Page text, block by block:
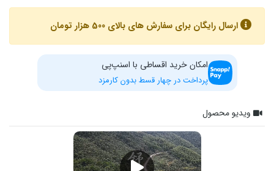
ارسال رایگان برای سفارش های بالای 500 هزار تومان
امکان خرید اقساطی با اسنپ‌پی
پرداخت در چهار قسط بدون کارمزد
ویدیو محصول